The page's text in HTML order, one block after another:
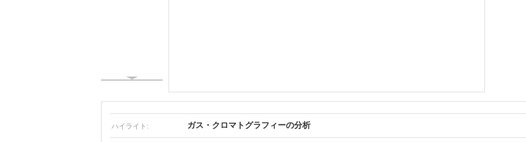
ハイライト: ガス・クロマトグラフィーの分析